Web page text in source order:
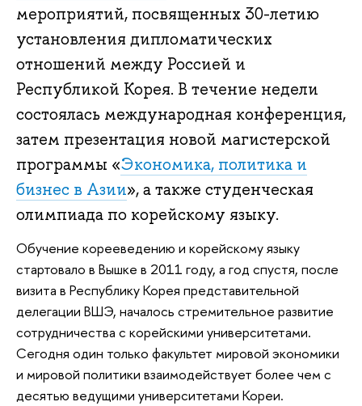
мероприятий, посвященных 30-летию
установления дипломатических
отношений между Россией и
Республикой Корея. В течение недели
состоялась международная конференция,
затем презентация новой магистерской
программы «Экономика, политика и
бизнес в Азии», а также студенческая
олимпиада по корейскому языку.
Обучение корееведению и корейскому языку
стартовало в Вышке в 2011 году, а год спустя, после
визита в Республику Корея представительной
делегации ВШЭ, началось стремительное развитие
сотрудничества с корейскими университетами.
Сегодня один только факультет мировой экономики
и мировой политики взаимодействует более чем с
десятью ведущими университетами Кореи.